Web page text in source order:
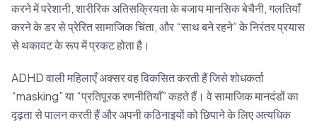
करने में परेशानी, शारीरिक अतिसक्रियता के बजाय मानसिक बेचैनी, गलतियाँ
करने के डर से प्रेरित सामाजिक चिंता, और “साथ बने रहने” के निरंतर प्रयास
से थकावट के रूप में प्रकट होता है।
ADHD वाली महिलाएँ अक्सर वह विकसित करती हैं जिसे शोधकर्ता
“masking” या “प्रतिपूरक रणनीतियाँ” कहते हैं। वे सामाजिक मानदंडों का
दृढ़ता से पालन करती हैं और अपनी कठिनाइयों को छिपाने के लिए अत्यधिक